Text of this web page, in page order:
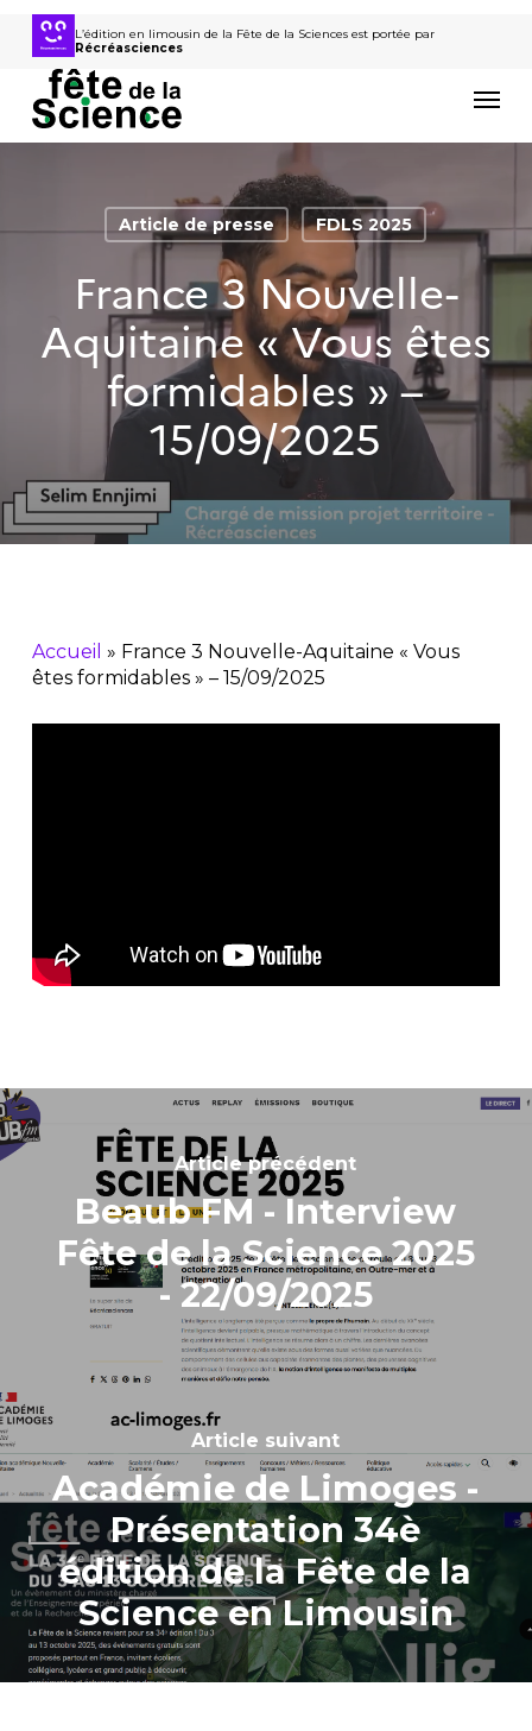
Passer
contenu
principal
L’édition en limousin de la Fête de la Sciences est portée par
Récréasciences
Article de presse FDLS 2025
France 3 Nouvelle-
Aquitaine « Vous êtes
formidables » –
15/09/2025
Accueil » France 3 Nouvelle-Aquitaine « Vous
êtes formidables » – 15/09/2025
Article précédent
Beaub FM - Interview
Fête de la Science 2025
- 22/09/2025
Article suivant
Académie de Limoges -
Présentation 34è
édition de la Fête de la
Science en Limousin